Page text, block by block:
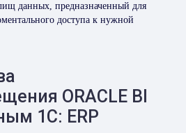
данных, предназначенный для
доступа к нужной
ORACLE BI
1C: ERP